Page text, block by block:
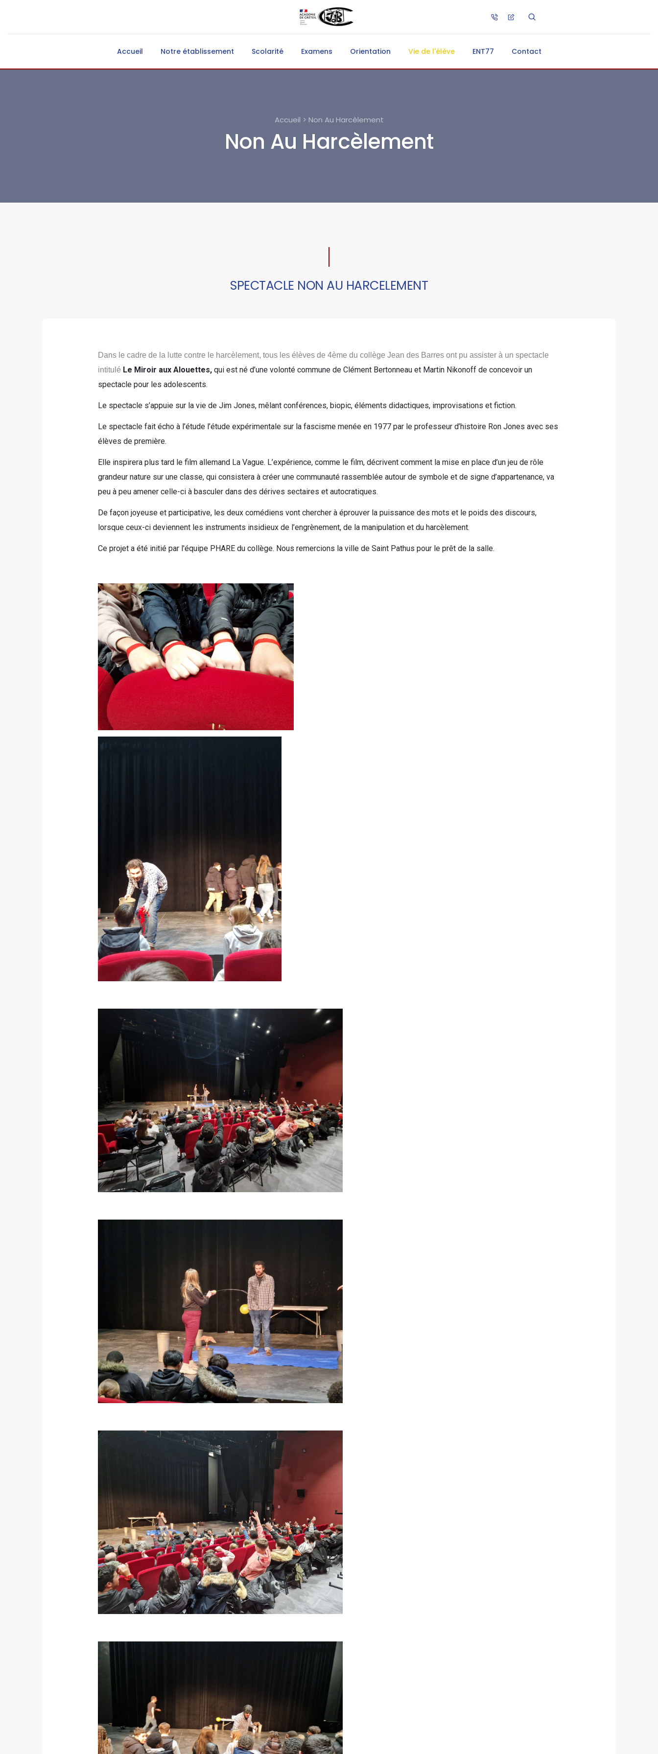
Accueil Notre établissement Scolarité Examens Orientation Vie de l'élève ENT77 Contact
Accueil > Non Au Harcèlement
Non Au Harcèlement
SPECTACLE NON AU HARCELEMENT
Dans le cadre de la lutte contre le harcèlement, tous les élèves de 4ème du collège Jean des Barres ont pu assister à un spectacle
intitulé Le Miroir aux Alouettes, qui est né d’une volonté commune de Clément Bertonneau et Martin Nikonoff de concevoir un
spectacle pour les adolescents.
Le spectacle s’appuie sur la vie de Jim Jones, mêlant conférences, biopic, éléments didactiques, improvisations et fiction.
Le spectacle fait écho à l’étude l’étude expérimentale sur la fascisme menée en 1977 par le professeur d’histoire Ron Jones avec ses
élèves de première.
Elle inspirera plus tard le film allemand La Vague. L’expérience, comme le film, décrivent comment la mise en place d’un jeu de rôle
grandeur nature sur une classe, qui consistera à créer une communauté rassemblée autour de symbole et de signe d’appartenance, va
peu à peu amener celle-ci à basculer dans des dérives sectaires et autocratiques.
De façon joyeuse et participative, les deux comédiens vont chercher à éprouver la puissance des mots et le poids des discours,
lorsque ceux-ci deviennent les instruments insidieux de l’engrènement, de la manipulation et du harcèlement.
Ce projet a été initié par l'équipe PHARE du collège. Nous remercions la ville de Saint Pathus pour le prêt de la salle.